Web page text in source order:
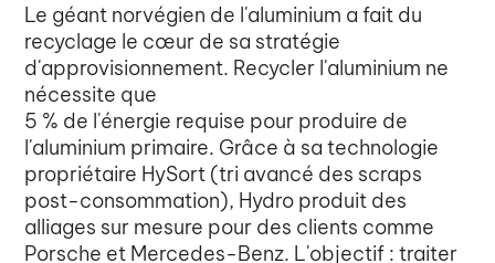
Le géant norvégien de l'aluminium a fait du
recyclage le cœur de sa stratégie
d'approvisionnement. Recycler l'aluminium ne
nécessite que
5 % de l'énergie requise pour produire de
l'aluminium primaire. Grâce à sa technologie
propriétaire HySort (tri avancé des scraps
post-consommation), Hydro produit des
alliages sur mesure pour des clients comme
Porsche et Mercedes-Benz. L'objectif : traiter